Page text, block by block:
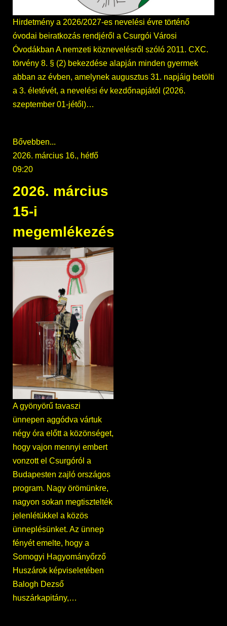
Hirdetmény a 2026/2027-es nevelési évre történő
óvodai beiratkozás rendjéről a Csurgói Városi
Óvodákban A nemzeti köznevelésről szóló 2011. CXC.
törvény 8. § (2) bekezdése alapján minden gyermek
abban az évben, amelynek augusztus 31. napjáig betölti
a 3. életévét, a nevelési év kezdőnapjától (2026.
szeptember 01-jétől)…
Bővebben...
2026. március 16., hétfő
09:20
2026. március
15-i
megemlékezés
A gyönyörű tavaszi
ünnepen aggódva vártuk
négy óra előtt a közönséget,
hogy vajon mennyi embert
vonzott el Csurgóról a
Budapesten zajló országos
program. Nagy örömünkre,
nagyon sokan megtisztelték
jelenlétükkel a közös
ünneplésünket. Az ünnep
fényét emelte, hogy a
Somogyi Hagyományőrző
Huszárok képviseletében
Balogh Dezső
huszárkapitány,…